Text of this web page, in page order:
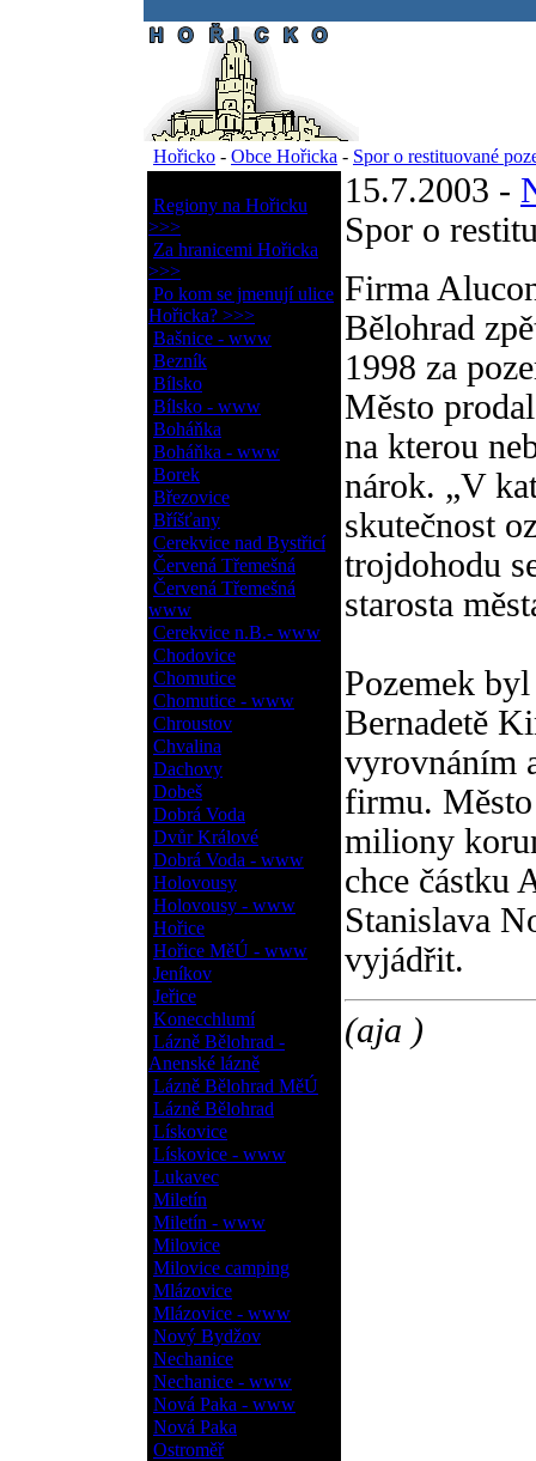
Hořicko - Obce Hořicka - Spor o restituované
Regiony na Hořicku
>>>
Za hranicemi Hořicka
>>>
Po kom se jmenují ulice
Hořicka? >>>
Bašnice - www
Bezník
Bílsko
Bílsko - www
Boháňka
Boháňka - www
Borek
Březovice
Bříšťany
Cerekvice nad Bystřicí
Červená Třemešná
Červená Třemešná
www
Cerekvice n.B.- www
Chodovice
Chomutice
Chomutice - www
Chroustov
Chvalina
Dachovy
Dobeš
Dobrá Voda
Dvůr Králové
Dobrá Voda - www
Holovousy
Holovousy - www
Hořice
Hořice MěÚ - www
Jeníkov
Jeřice
Konecchlumí
Lázně Bělohrad -
Anenské lázně
Lázně Bělohrad MěÚ
Lázně Bělohrad
Lískovice
Lískovice - www
Lukavec
Miletín
Miletín - www
Milovice
Milovice camping
Mlázovice
Mlázovice - www
Nový Bydžov
Nechanice
Nechanice - www
Nová Paka - www
Nová Paka
Ostroměř
15.7.2003 -
Spor o
Firma
Bělohrad
1998 za
Město
na kterou
nárok. „V
skutečnost
trojdohodu
starosta
Pozemek
Bernadetě
vyrovnáním
firmu.
miliony
chce částku
Stanislava
vyjádřit.
(aja )